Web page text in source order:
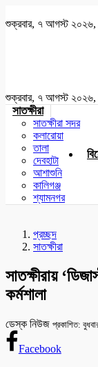
শুক্রবার, ৭ আগস্ট ২০২৬,
শুক্রবার, ৭ আগস্ট ২০২৬,
সাতক্ষীরা
সাতক্ষীরা সদর
কলারোয়া
তালা
দেবহাটা
আশাশুনি
কালিগঞ্জ
শ্যামনগর
প্রচ্ছদ
সাতক্ষীরা
সাতক্ষীরায়
কর্মশালা
ডেস্ক নিউজ প্রকাশিত:
Facebook